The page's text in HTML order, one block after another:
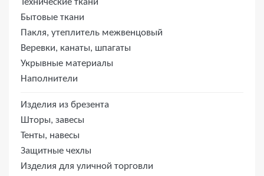
Технические ткани
Бытовые ткани
Пакля, утеплитель межвенцовый
Веревки, канаты, шпагаты
Укрывные материалы
Наполнители
Изделия из брезента
Шторы, завесы
Тенты, навесы
Защитные чехлы
Изделия для уличной торговли